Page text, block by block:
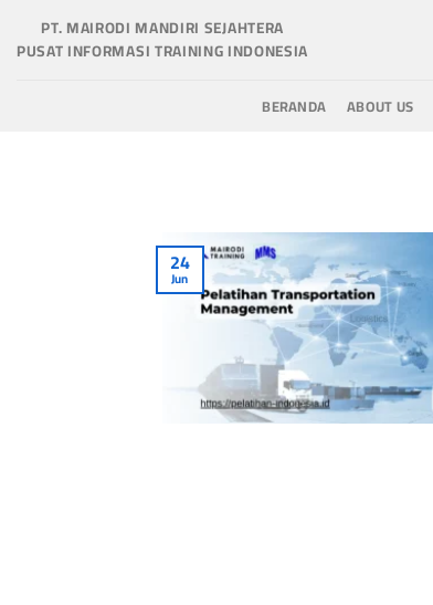
PT. MAIRODI MANDIRI SEJAHTERA
PUSAT INFORMASI TRAINING INDONESIA
BERANDA ABOUT US
24
Jun